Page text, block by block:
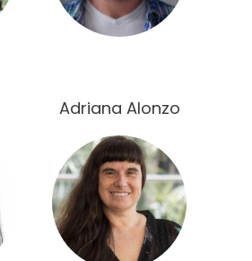
Adriana Alonzo
Fotografía